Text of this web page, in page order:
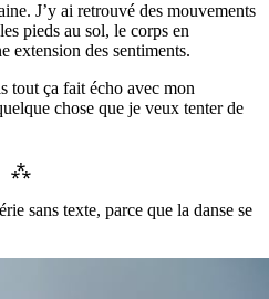
J’y ai retrouvé des mouvements
pieds au sol, le corps en
extension des sentiments.
tout ça fait écho avec mon
chose que je veux tenter de
sans texte, parce que la danse se